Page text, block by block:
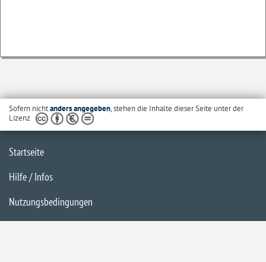
Sofern nichtanders angegeben, stehen die Inhalte dieser Seite unter der
Lizenz
Startseite
Hilfe / Infos
Nutzungsbedingungen